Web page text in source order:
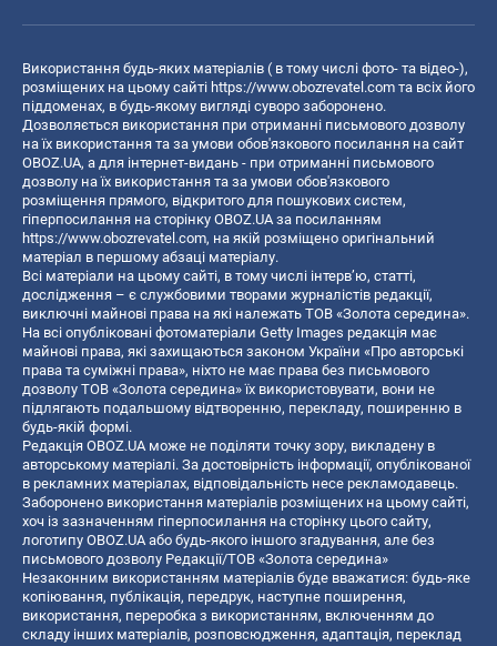
Використання будь-яких матеріалів ( в тому числі фото- та відео-),
розміщених на цьому сайті https://www.obozrevatel.com та всіх його
піддоменах, в будь-якому вигляді суворо заборонено.
Дозволяється використання при отриманні письмового дозволу
на їх використання та за умови обов'язкового посилання на сайт
OBOZ.UA, а для інтернет-видань - при отриманні письмового
дозволу на їх використання та за умови обов'язкового
розміщення прямого, відкритого для пошукових систем,
гіперпосилання на сторінку OBOZ.UA за посиланням
https://www.obozrevatel.com, на якій розміщено оригінальний
матеріал в першому абзаці матеріалу.
Всі матеріали на цьому сайті, в тому числі інтерв’ю, статті,
дослідження – є службовими творами журналістів редакції,
виключні майнові права на які належать ТОВ «Золота середина».
На всі опубліковані фотоматеріали Getty Images редакція має
майнові права, які захищаються законом України «Про авторські
права та суміжні права», ніхто не має права без письмового
дозволу ТОВ «Золота середина» їх використовувати, вони не
підлягають подальшому відтворенню, перекладу, поширенню в
будь-якій формі.
Редакція OBOZ.UA може не поділяти точку зору, викладену в
авторському матеріалі. За достовірність інформації, опублікованої
в рекламних матеріалах, відповідальність несе рекламодавець.
Заборонено використання матеріалів розміщених на цьому сайті,
хоч із зазначенням гіперпосилання на сторінку цього сайту,
логотипу OBOZ.UA або будь-якого іншого згадування, але без
письмового дозволу Редакції/ТОВ «Золота середина»
Незаконним використанням матеріалів буде вважатися: будь-яке
копiювання, публiкацiя, передрук, наступне поширення,
використання, переробка з використанням, включенням до
складу інших матеріалів, розповсюдження, адаптація, переклад